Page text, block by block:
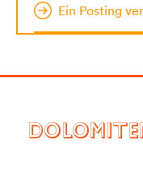
Ein Posting